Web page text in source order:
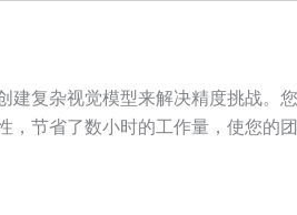
建复杂视觉模型来解决精度挑战。
节省了数小时的工作量，使您的